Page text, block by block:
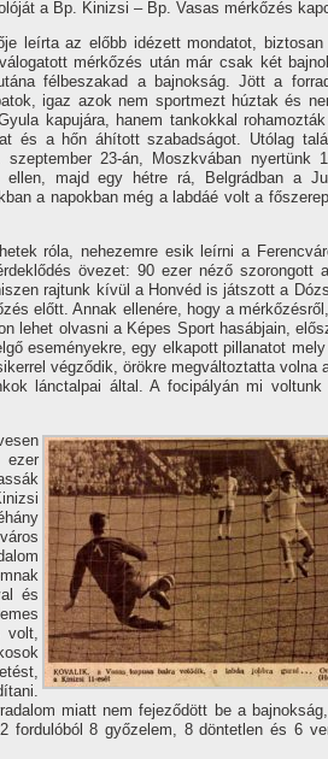
a Bp. Kinizsi – Bp. Vasas mérkőzés
leí­rta az előbb idézett mondatot,
mérkőzés után már csak két
félbeszakad a bajnokság. Jött a
igaz azok nem sportmezt húztak és
kapujára, hanem tankokkal
és a hőn áhí­tott szabadságot. Utólag
23-án, Moszkvában nyertünk
majd egy hétre rá, Belgrádban a
a napokban még a labdáé volt a
róla, nehezemre esik leí­rni a
övezet: 90 ezer néző szorongott
rajtunk kí­vül a Honvéd is játszott a
előtt. Annak ellenére, hogy a
lehet olvasni a Képes Sport hasábjain,
eseményekre, egy elkapott pillanatot
végződik, örökre megváltoztatta volna
lánctalpai által. A focipályán mi
és
volt,
miatt nem fejeződött be a
fordulóból 8 győzelem, 8 döntetlen és 6